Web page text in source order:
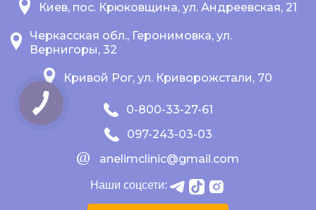
Киев, пос. Крюковщина, ул. Андреевская, 21
Черкасская обл., Геронимовка, ул.
Вернигоры, 32
Кривой Рог, ул. Криворожстали, 70
0-800-33-27-61
097-243-03-03
anelimclinic@gmail.com
Наши соцсети: